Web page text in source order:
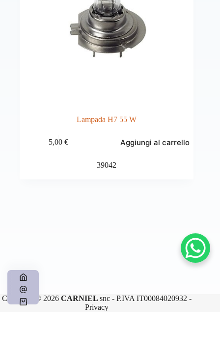
Lampada H7 55 W
5,00 € Aggiungi al carrello
39042
Copyright © 2026CARNIELsnc - P.IVA IT00084020932 -
Privacy